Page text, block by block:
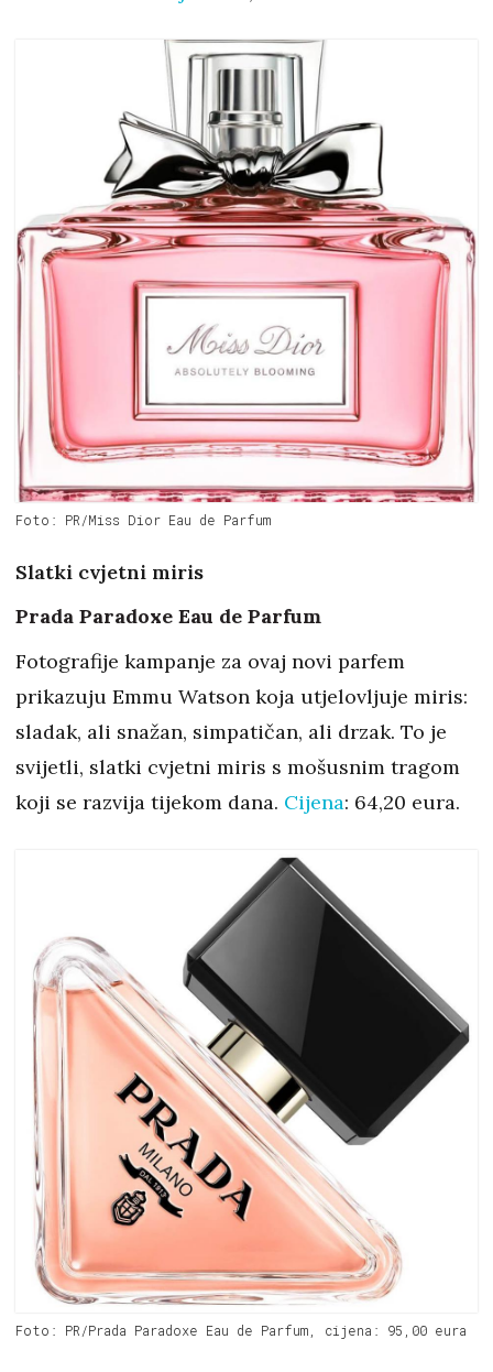
Foto: PR/Miss Dior Eau de Parfum
Slatki cvjetni miris
Prada Paradoxe Eau de Parfum
Fotografije kampanje za ovaj novi parfem
prikazuju Emmu Watson koja utjelovljuje miris:
sladak, ali snažan, simpatičan, ali drzak. To je
svijetli, slatki cvjetni miris s mošusnim tragom
koji se razvija tijekom dana. Cijena: 64,20 eura.
Foto: PR/Prada Paradoxe Eau de Parfum, cijena: 95,00 eura